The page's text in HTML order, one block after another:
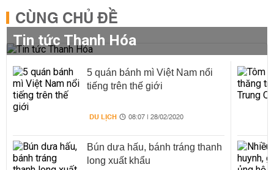
CÙNG CHỦ ĐỀ
Tin tức Thanh Hóa
5 quán bánh mì Việt Nam nổi
tiếng trên thế giới
DU LỊCH 08:07 | 28/02/2020
Bún dưa hấu, bánh tráng thanh
long xuất khẩu